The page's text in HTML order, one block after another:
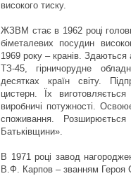
високого тиску.
ЖЗВМ стає в 1962 році
біметалевих посудин
1969 року – кранів.
ТЗ-45, гірничорудне
десятках країн світу.
цистерн. Їх
виробничі потужності.
споживання.
Батьківщини».
В 1971 році завод
В.Ф. Карпов – званням Героя